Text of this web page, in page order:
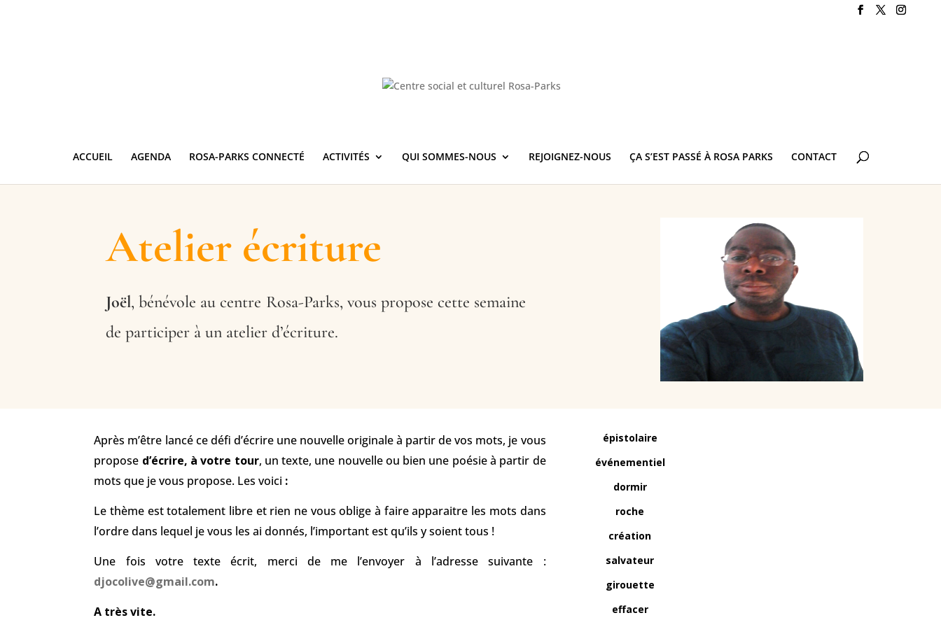
ACCUEIL AGENDA ROSA-PARKS CONNECTÉ ACTIVITÉS QUI SOMMES-NOUS REJOIGNEZ-NOUS ÇA S’EST PASSÉ À ROSA PARKS CONTACT
Atelier écriture
Joël, bénévole au centre Rosa-Parks, vous propose cette semaine
de participer à un atelier d’écriture.
Après m’être lancé ce défi d’écrire une nouvelle originale à partir de vos mots, je vous
propose d’écrire, à votre tour, un texte, une nouvelle ou bien une poésie à partir de
mots que je vous propose. Les voici :
Le thème est totalement libre et rien ne vous oblige à faire apparaitre les mots dans
l’ordre dans lequel je vous les ai donnés, l’important est qu’ils y soient tous !
Une fois votre texte écrit, merci de me l’envoyer à l’adresse suivante :
djocolive@gmail.com.
A très vite.
épistolaire
événementiel
dormir
roche
création
salvateur
girouette
effacer